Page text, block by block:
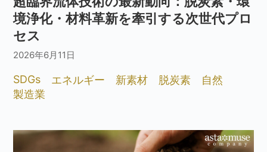
境浄化・材料革新を牽引する次世代プロ
セス
2026年6月11日
SDGs エネルギー 新素材 脱炭素
自然
製造業